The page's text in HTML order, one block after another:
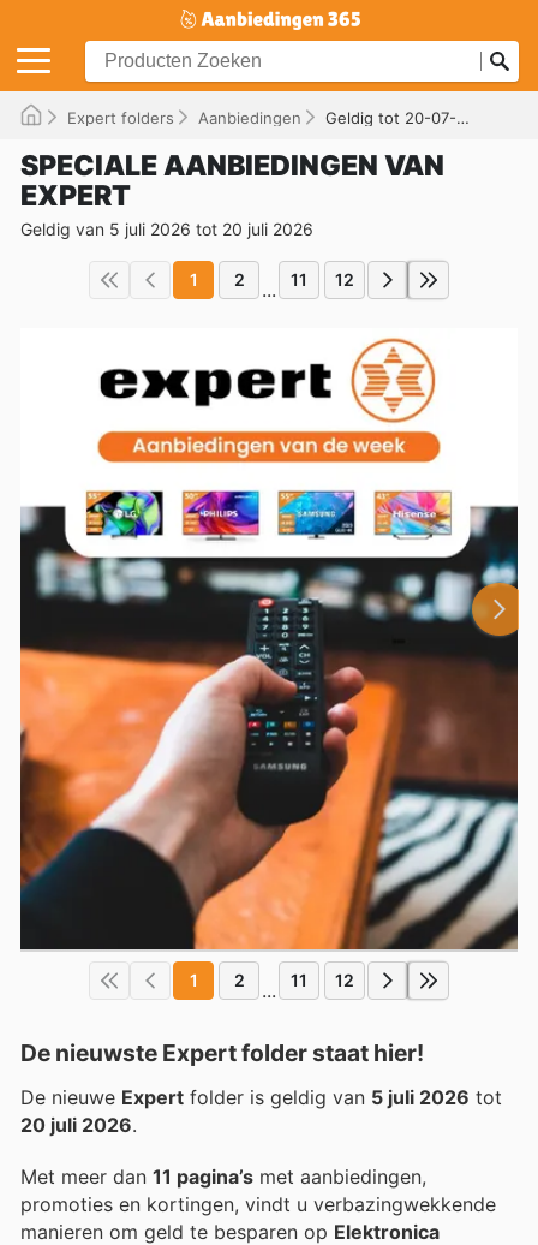
Expert folders Aanbiedingen Geldig tot 20-07-2026
SPECIALE AANBIEDINGEN VAN
EXPERT
Geldig van 5 juli 2026 tot 20 juli 2026
1 2 ... 11 12
1 2 ... 11 12
De nieuwste Expert folder staat hier!
De nieuwe Expert folder is geldig van 5 juli 2026 tot
20 juli 2026.
Met meer dan 11 pagina’s met aanbiedingen,
promoties en kortingen, vindt u verbazingwekkende
manieren om geld te besparen op Elektronica